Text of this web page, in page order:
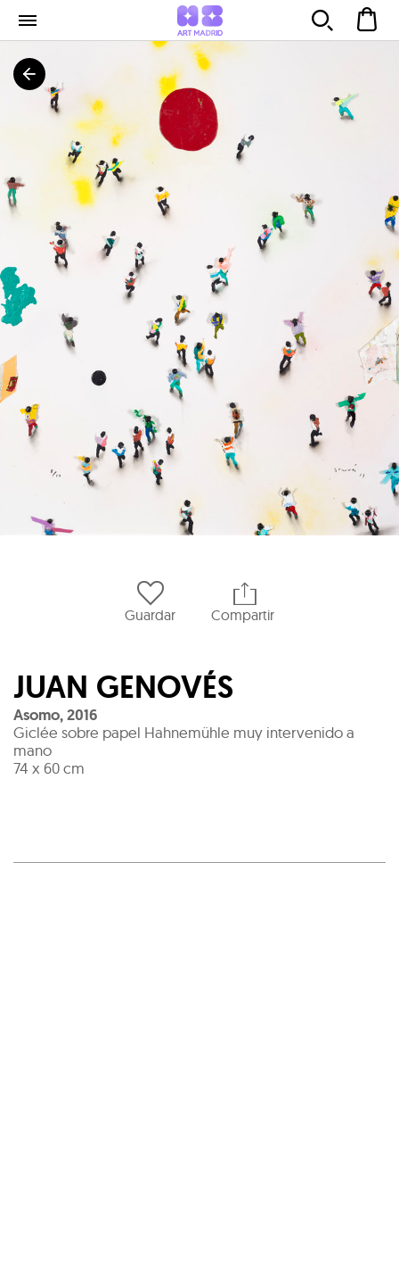
Guardar Compartir
JUAN GENOVÉS
Asomo,2016
Giclée sobre papel Hahnemühle muy intervenido a
mano
74 x 60 cm